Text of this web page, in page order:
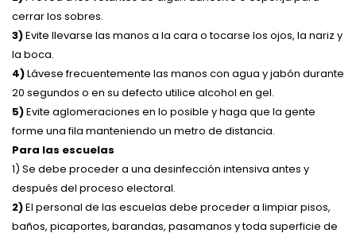
cerrar los sobres.
3)Evite llevarse las manos a la cara o tocarse los ojos, la nariz y
la boca.
4)Lávese frecuentemente las manos con agua y jabón durante
20 segundos o en su defecto utilice alcohol en gel.
5)Evite aglomeraciones en lo posible y haga que la gente
forme una fila manteniendo un metro de distancia.
Para las escuelas
1) Se debe proceder a una desinfección intensiva antes y
después del proceso electoral.
2)El personal de las escuelas debe proceder a limpiar pisos,
baños, picaportes, barandas, pasamanos y toda superficie de